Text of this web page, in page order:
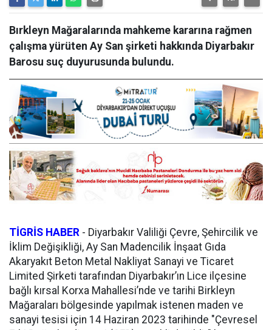
Bırkleyn Mağaralarında mahkeme kararına rağmen
çalışma yürüten Ay San şirketi hakkında Diyarbakır
Barosu suç duyurusunda bulundu.
TİGRİS HABER - Diyarbakır Valiliği Çevre, Şehircilik ve
İklim Değişikliği, Ay San Madencilik İnşaat Gıda
Akaryakıt Beton Metal Nakliyat Sanayi ve Ticaret
Limited Şirketi tarafından Diyarbakır’ın Lice ilçesine
bağlı kırsal Korxa Mahallesi’nde ve tarihi Birkleyn
Mağaraları bölgesinde yapılmak istenen maden ve
sanayi tesisi için 14 Haziran 2023 tarihinde "Çevresel